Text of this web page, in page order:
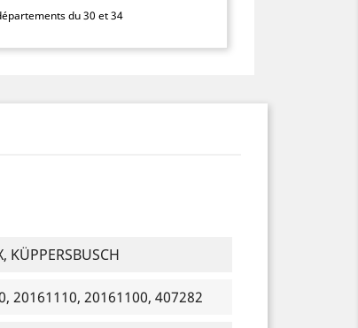
du 30 et 34
KÜPPERSBUSCH
20161110, 20161100, 407282